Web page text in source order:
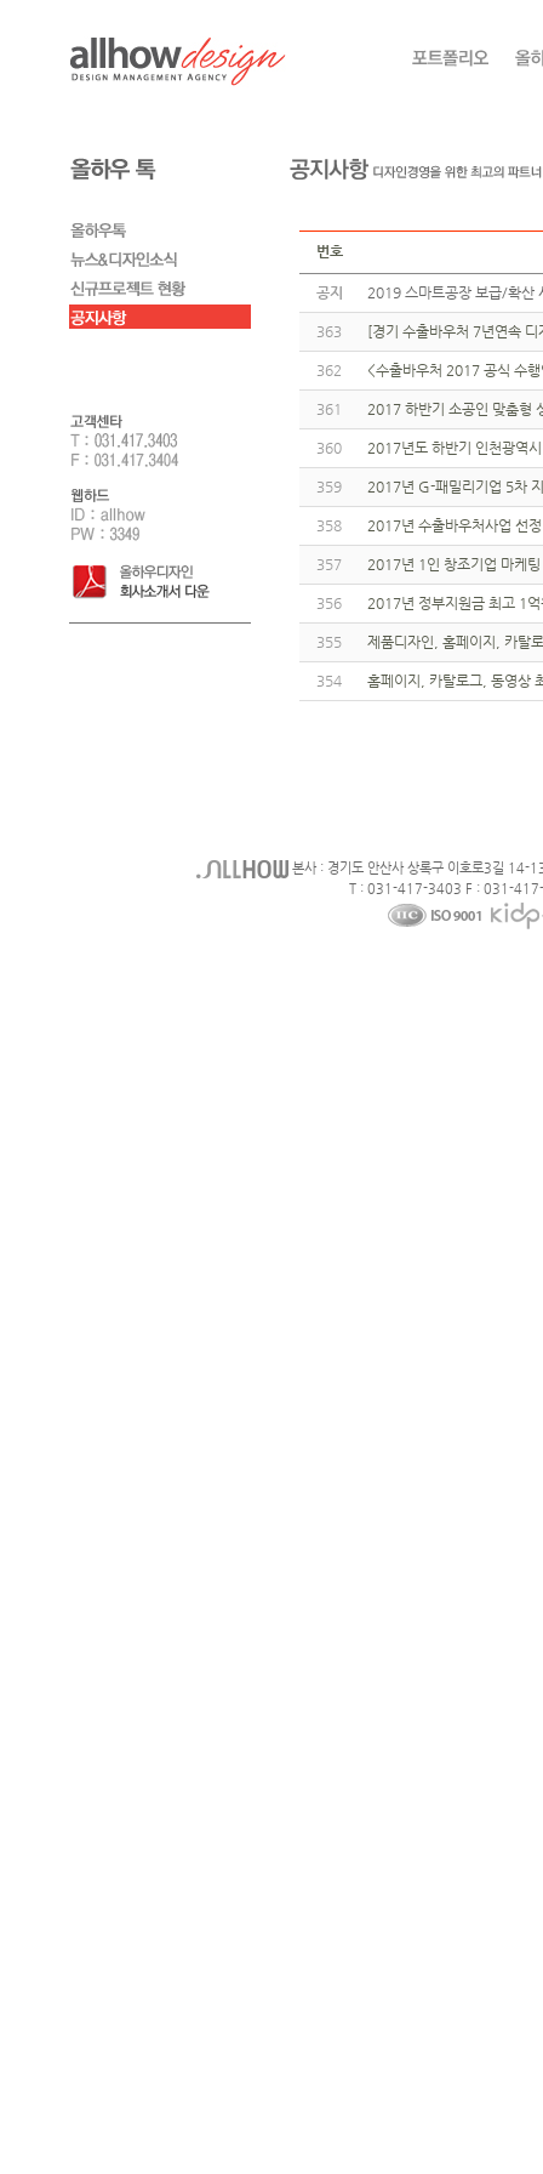
번호
공지 2019 스마트공장 보급/확
363 [경기 수출바우처 7년연속
362 <수출바우처 2017 공식 수
361 2017 하반기 소공인 맞춤형
360 2017년도 하반기 인천광역
359 2017년 G-패밀리기업 5차
358 2017년 수출바우처사업 선
357 2017년 1인 창조기업 마케
356 2017년 정부지원금 최고 1
355 제품디자인, 홈페이지, 카
354 홈페이지, 카탈로그, 동영
본사 : 경기도 안산사 상록구 이호로3길 14-
T : 031-417-3403 F : 031-